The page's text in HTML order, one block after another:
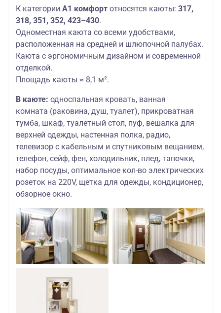
К категории А1 комфорт относятся каюты: 317,
318, 351, 352, 423–430.
Одноместная каюта со всеми удобствами,
расположенная на средней и шлюпочной палубах.
Каюта с эргономичным дизайном и современной
отделкой.
Площадь каюты ≈ 8,1 м².
В каюте: односпальная кровать, ванная
комната (раковина, душ, туалет), прикроватная
тумба, шкаф, туалетный стол, пуф, вешалка для
верхней одежды, настенная полка, радио,
телевизор с кабельным и спутниковым вещанием,
телефон, сейф, фен, холодильник, плед, тапочки,
набор посуды, оптимальное кол-во электрических
розеток на 220V, щетка для одежды, кондиционер,
обзорное окно.